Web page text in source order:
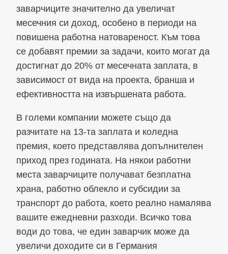
заварчиците значително да увеличат
месечния си доход, особено в периоди на
повишена работна натовареност. Към това
се добавят премии за задачи, които могат да
достигнат до 20% от месечната заплата, в
зависимост от вида на проекта, бранша и
ефективността на извършената работа.
В големи компании можете също да
разчитате на 13-та заплата и коледна
премия, което представлява допълнителен
приход през годината. На някои работни
места заварчиците получават безплатна
храна, работно облекло и субсидии за
транспорт до работа, което реално намалява
вашите ежедневни разходи. Всичко това
води до това, че един заварчик може да
увеличи доходите си в Германия